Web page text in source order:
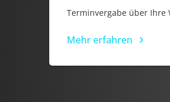
Terminvergabe über Ihre
Mehr erfahren